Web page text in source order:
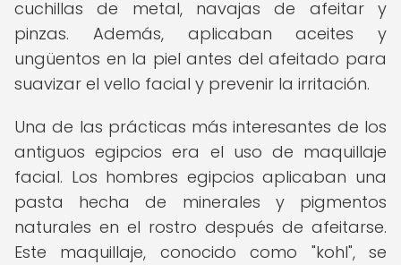
cuchillas de metal, navajas de afeitar y
pinzas. Además, aplicaban aceites y
ungüentos en la piel antes del afeitado para
suavizar el vello facial y prevenir la irritación.
Una de las prácticas más interesantes de los
antiguos egipcios era el uso de maquillaje
facial. Los hombres egipcios aplicaban una
pasta hecha de minerales y pigmentos
naturales en el rostro después de afeitarse.
Este maquillaje, conocido como "kohl", se